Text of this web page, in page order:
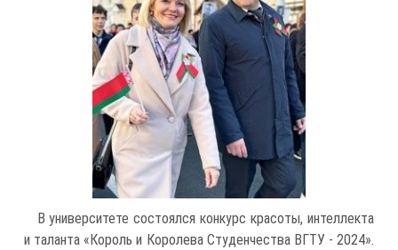
В университете состоялся конкурс красоты, интеллекта
и таланта «Король и Королева Студенчества ВГТУ - 2024».